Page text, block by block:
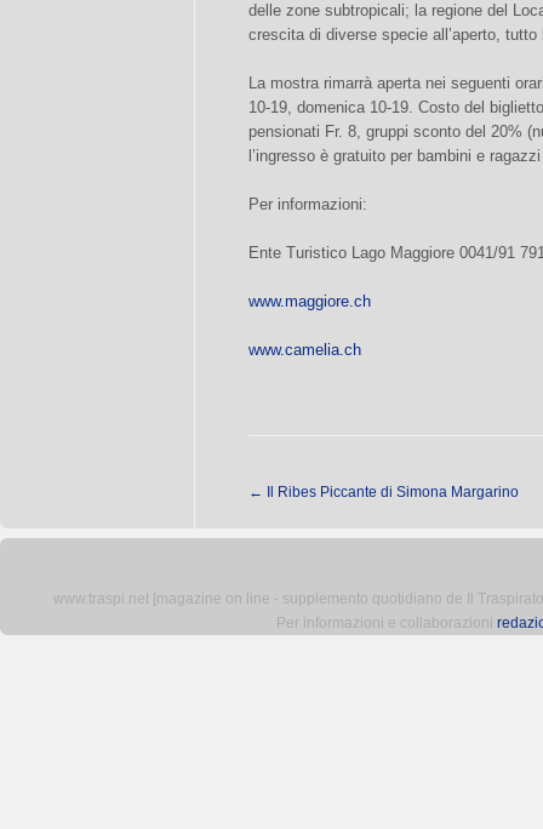
delle zone subtropicali; la regione del
crescita di diverse specie all’aperto, tutto
La mostra rimarrà aperta nei seguenti
10-19, domenica 10-19. Costo del
pensionati Fr. 8, gruppi sconto del 20%
l’ingresso è gratuito per bambini e
Per informazioni:
Ente Turistico Lago Maggiore 0041/91
www.maggiore.ch
www.camelia.ch
← Il Ribes Piccante di Simona Margarino
www.traspi.net [magazine on line - supplemento quotidiano de Il
Per informazioni e collaborazioni